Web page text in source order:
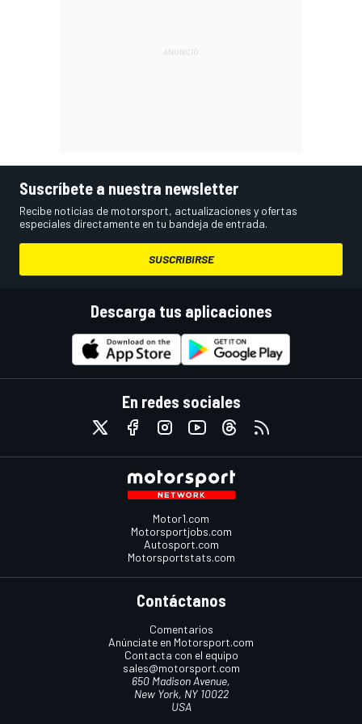
Suscríbete a nuestra newsletter
Recibe noticias de motorsport, actualizaciones y ofertas
especiales directamente en tu bandeja de entrada.
SUSCRIBIRSE
Descarga tus aplicaciones
En redes sociales
Motor1.com
Motorsportjobs.com
Autosport.com
Motorsportstats.com
Contáctanos
Comentarios
Anúnciate en Motorsport.com
Contacta con el equipo
sales@motorsport.com
650 Madison Avenue,
New York, NY 10022
USA